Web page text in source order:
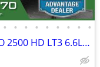
• • • • • • • • •
2005 CHEVROLET CHEVY SILVERADO 2500 HD LT3 6.6L LLY DURAMAX